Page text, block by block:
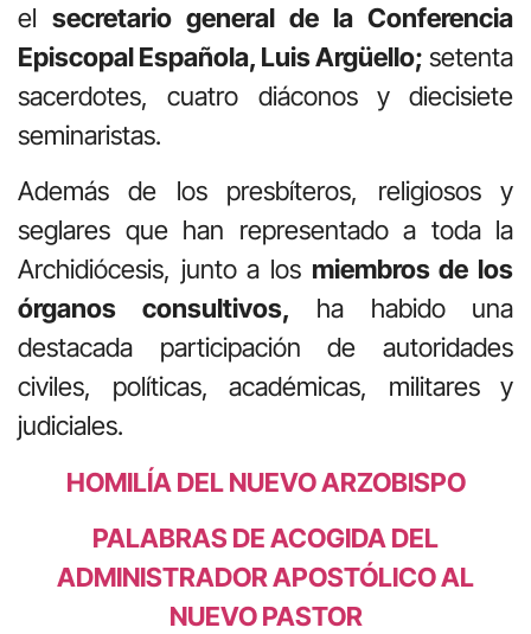
el secretario general de la Conferencia
Episcopal Española, Luis Argüello; setenta
sacerdotes, cuatro diáconos y diecisiete
seminaristas.
Además de los presbíteros, religiosos y
seglares que han representado a toda la
Archidiócesis, junto a los miembros de los
órganos consultivos, ha habido una
destacada participación de autoridades
civiles, políticas, académicas, militares y
judiciales.
HOMILÍA DEL NUEVO ARZOBISPO
PALABRAS DE ACOGIDA DEL
ADMINISTRADOR APOSTÓLICO AL
NUEVO PASTOR